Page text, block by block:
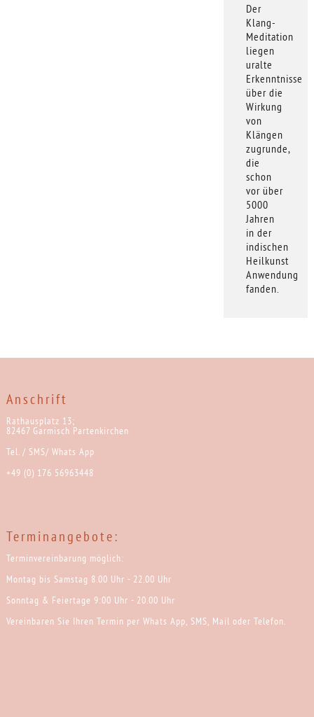
Der
Klang-
Meditation
liegen
uralte
Erkenntnisse
über die
Wirkung
von
Klängen
zugrunde,
die
schon
vor über
5000
Jahren
in der
indischen
Heilkunst
Anwendung
fanden.
Anschrift
Rathausplatz 13;
82467 Garmisch Partenkirchen
Tel. / SMS/ Whats App
+49 (0) 176 56963448
Terminangebote:
Terminvereinbarung möglich:
Montag bis Samstag 8.00 Uhr - 22.00 Uhr
Sonntag & Feiertage 9:00 Uhr - 20.00 Uhr
Vereinbaren Sie Ihren Termin per Whats App, SMS, Mail oder Telefon.